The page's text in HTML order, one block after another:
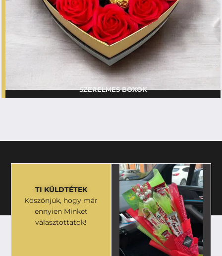
SZERELMES BOXOK
TI KÜLDTÉTEK
Köszönjük, hogy már
ennyien Minket
választottatok!